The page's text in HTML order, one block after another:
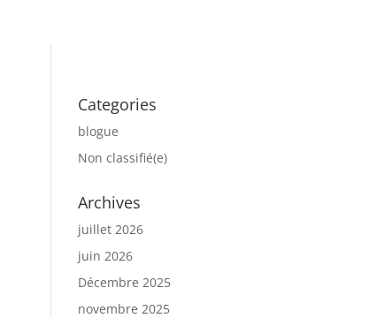
Categories
blogue
Non classifié(e)
Archives
juillet 2026
juin 2026
Décembre 2025
novembre 2025